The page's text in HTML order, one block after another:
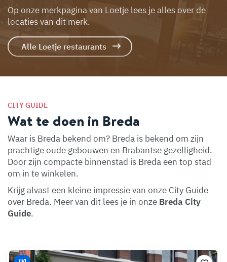
Op onze merkpagina van Loetje lees je alles over de
locaties van dit merk.
Alle Loetje restaurants
CITY GUIDE
Wat te doen in Breda
Waar is Breda bekend om? Breda is bekend om zijn
prachtige oude gebouwen en Brabantse gezelligheid.
Door zijn compacte binnenstad is Breda een top stad
om in te winkelen.
Krijg alvast een kleine impressie van onze City Guide
over Breda. Meer van dit lees je in onze Breda City
Guide.